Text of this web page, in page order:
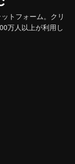
トフォーム。クリ
万人以上が利用し